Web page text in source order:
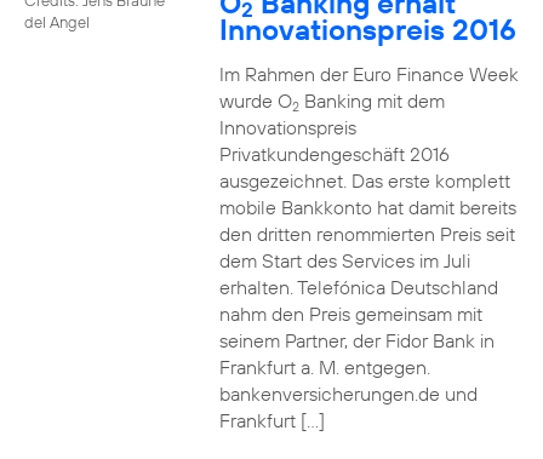
del Angel
2
Innovationspreis 2016
Im Rahmen der Euro Finance Week
wurde O2Banking mit dem
Innovationspreis
Privatkundengeschäft 2016
ausgezeichnet. Das erste komplett
mobile Bankkonto hat damit bereits
den dritten renommierten Preis seit
dem Start des Services im Juli
erhalten. Telefónica Deutschland
nahm den Preis gemeinsam mit
seinem Partner, der Fidor Bank in
Frankfurt a. M. entgegen.
bankenversicherungen.de und
Frankfurt […]